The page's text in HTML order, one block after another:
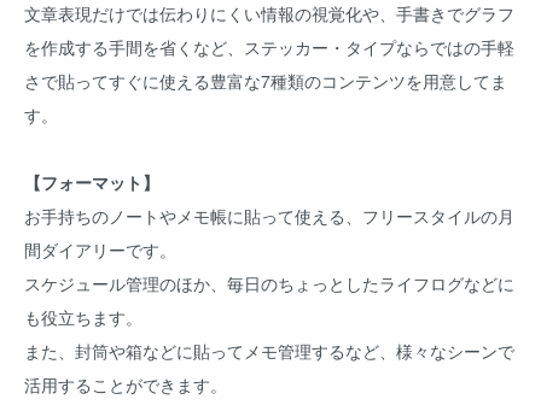
文章表現だけでは伝わりにくい情報の視覚化や、手書きでグラフ
を作成する手間を省くなど、ステッカー・タイプならではの手軽
さで貼ってすぐに使える豊富な7種類のコンテンツを用意してま
す。
【フォーマット】
お手持ちのノートやメモ帳に貼って使える、フリースタイルの月
間ダイアリーです。
スケジュール管理のほか、毎日のちょっとしたライフログなどに
も役立ちます。
また、封筒や箱などに貼ってメモ管理するなど、様々なシーンで
活用することができます。